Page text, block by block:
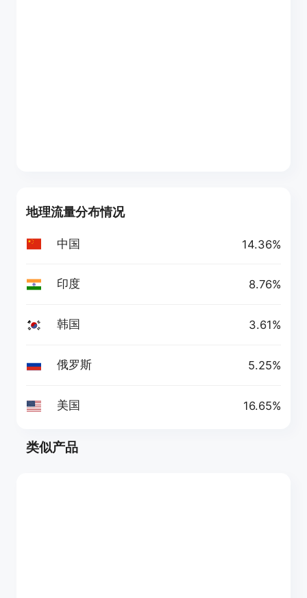
地理流量分布情况
中国 14.36%
印度 8.76%
韩国 3.61%
俄罗斯 5.25%
美国 16.65%
类似产品